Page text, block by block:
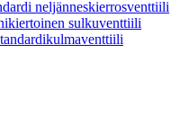
neljänneskierrosventtiili
sulkuventtiili